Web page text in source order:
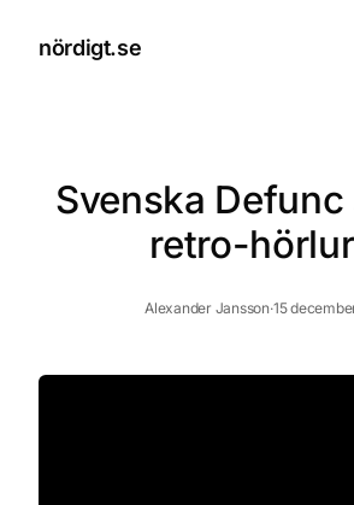
nördigt.se
Svenska
retro-
Alexander Jansson·15